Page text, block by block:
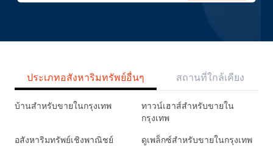
ประเภทอสังหาริมทรัพย์อื่นๆ สถานที่ใกล้เคียง
บ้านสำหรับขายในกรุงเทพ
ทาวน์เฮาส์สำหรับขายใน
กรุงเทพ
อสังหาริมทรัพย์เชิงพาณิชย์
ดูเพล็กซ์สำหรับขายในกรุงเทพ